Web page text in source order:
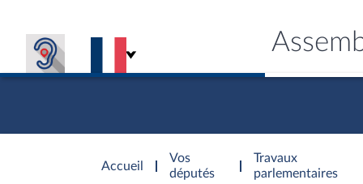
Accueil
d'accueil
Vos
députés
Travaux
parlementaires